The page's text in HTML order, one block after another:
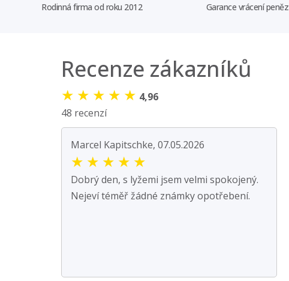
Rodinná firma od roku 2012 Garance vrácení peněz
Recenze zákazníků
★ ★ ★ ★ ★ 4,96
48 recenzí
Marcel Kapitschke, 07.05.2026
★ ★ ★ ★ ★
Dobrý den, s lyžemi jsem velmi spokojený.
Nejeví téměř žádné známky opotřebení.